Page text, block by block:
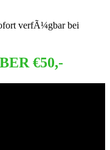
verfÃ¼gbar bei
€50,-